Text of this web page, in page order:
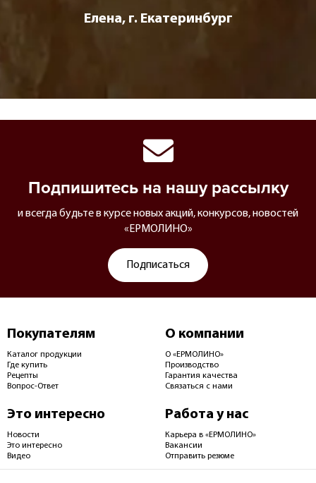
Елена, г. Екатеринбург
Подпишитесь на нашу рассылку
и всегда будьте в курсе новых акций, конкурсов, новостей
«ЕРМОЛИНО»
Подписаться
Покупателям
Каталог продукции
Где купить
Рецепты
Вопрос-Ответ
О компании
О «ЕРМОЛИНО»
Производство
Гарантия качества
Связаться с нами
Это интересно
Новости
Это интересно
Видео
Работа у нас
Карьера в «ЕРМОЛИНО»
Вакансии
Отправить резюме